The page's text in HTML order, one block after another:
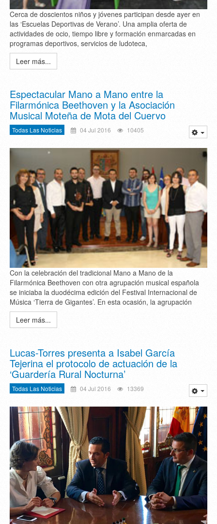
Cerca de doscientos niños y jóvenes participan desde ayer en
las ‘Escuelas Deportivas de Verano’. Una amplia oferta de
actividades de ocio, tiempo libre y formación enmarcadas en
programas deportivos, servicios de ludoteca,
Leer más...
Espectacular Mano a Mano entre la
Filarmónica Beethoven y la Asociación
Musical Moteña de Mota del Cuervo
Todas Las Noticias 04 Jul 2016 10405
Con la celebración del tradicional Mano a Mano de la
Filarmónica Beethoven con otra agrupación musical española
se iniciaba la duodécima edición del Festival Internacional de
Música ‘Tierra de Gigantes’. En esta ocasión, la agrupación
Leer más...
Lucas-Torres presenta a Isabel García
Tejerina el protocolo de actuación de la
‘Guardería Rural Nocturna’
Todas Las Noticias 04 Jul 2016 13369